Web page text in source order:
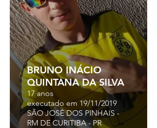
BRUNO INÁCIO
QUINTANA DA SILVA
17 anos
executado em 19/11/2019
SÃO JOSÉ DOS PINHAIS -
RM DE CURITIBA - PR